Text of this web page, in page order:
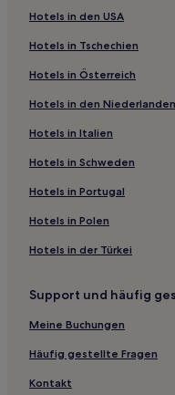
Hotels nahe Notre
Boulonnais: Hotels
Hotels nahe Bahnhof
Leubringhen Hotels
Polincove Hotels
Hotels nahe Maison de
Brêmes Hotels
Audinghen Hotels
Opal-Land: Hotels
Baincthun Hotels
Hotels nahe St. Joseph
Herbinghen Hotels
Élinghen Hotels
Hotels in den USA
Hotels in Tschechien
Hotels in Österreich
Hotels in den Niederlanden
Hotels in Italien
Hotels in Schweden
Hotels in Portugal
Hotels in Polen
Hotels in der Türkei
Support und häufig
Meine Buchungen
Häufig gestellte Fragen
Kontakt